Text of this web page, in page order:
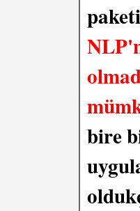
paketi
bire